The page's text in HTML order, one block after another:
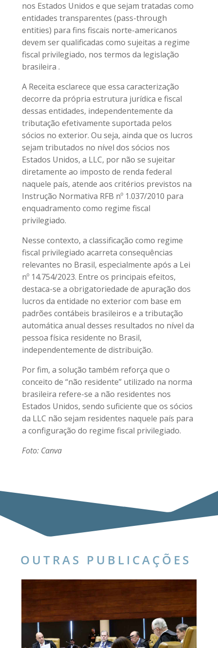
nos Estados Unidos e que sejam tratadas como
entidades transparentes (pass-through
entities) para fins fiscais norte-americanos
devem ser qualificadas como sujeitas a regime
fiscal privilegiado, nos termos da legislação
brasileira .
A Receita esclarece que essa caracterização
decorre da própria estrutura jurídica e fiscal
dessas entidades, independentemente da
tributação efetivamente suportada pelos
sócios no exterior. Ou seja, ainda que os lucros
sejam tributados no nível dos sócios nos
Estados Unidos, a LLC, por não se sujeitar
diretamente ao imposto de renda federal
naquele país, atende aos critérios previstos na
Instrução Normativa RFB nº 1.037/2010 para
enquadramento como regime fiscal
privilegiado.
Nesse contexto, a classificação como regime
fiscal privilegiado acarreta consequências
relevantes no Brasil, especialmente após a Lei
nº 14.754/2023. Entre os principais efeitos,
destaca-se a obrigatoriedade de apuração dos
lucros da entidade no exterior com base em
padrões contábeis brasileiros e a tributação
automática anual desses resultados no nível da
pessoa física residente no Brasil,
independentemente de distribuição.
Por fim, a solução também reforça que o
conceito de “não residente” utilizado na norma
brasileira refere-se a não residentes nos
Estados Unidos, sendo suficiente que os sócios
da LLC não sejam residentes naquele país para
a configuração do regime fiscal privilegiado.
Foto: Canva
OUTRAS PUBLICAÇÕES